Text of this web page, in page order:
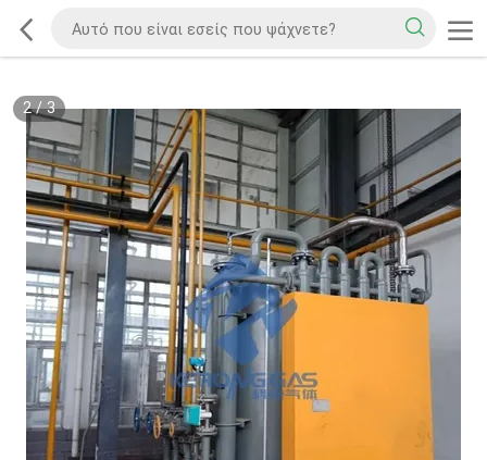
2/3